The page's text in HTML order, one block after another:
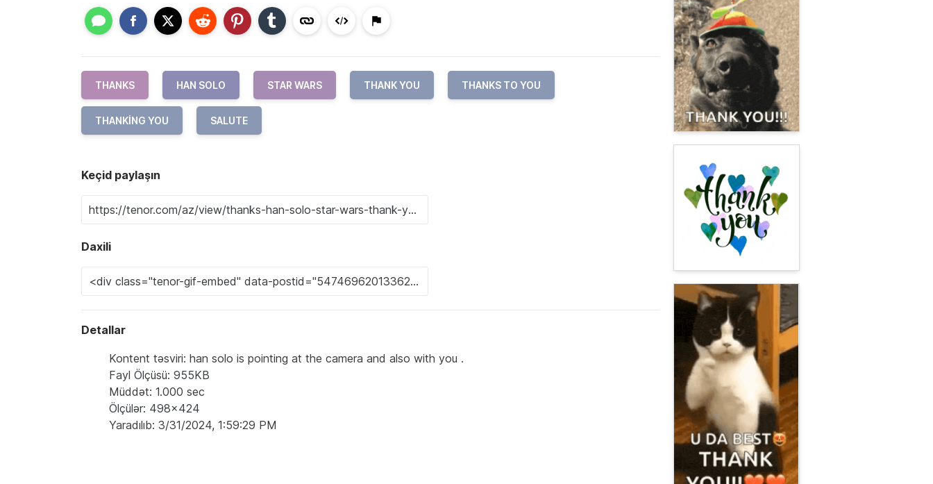
THANKS HAN SOLO STAR WARS THANK YOU THANKS TO YOU
THANKING YOU SALUTE
Keçid paylaşın
Daxili
Detallar
Kontent təsviri: han solo is pointing at the camera and also with you .
Fayl Ölçüsü: 955KB
Müddət: 1.000 sec
Ölçülər: 498x424
Yaradılıb: 3/31/2024, 1:59:29 PM